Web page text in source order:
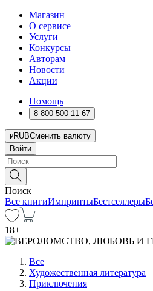
Магазин
О сервисе
Услуги
Конкурсы
Авторам
Новости
Акции
Помощь
8 800 500 11 67
RUBСменить валюту
Войти
Поиск
Все книгиИмпринтыБестселлеры
18+
Все
Художественная литература
Приключения